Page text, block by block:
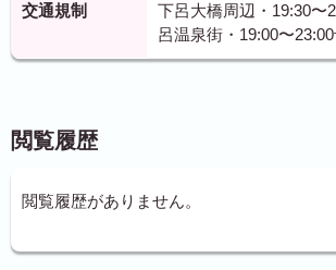
交通規制
下呂大橋周辺・19:30〜
呂温泉街・19:00〜
閲覧履歴
閲覧履歴がありません。